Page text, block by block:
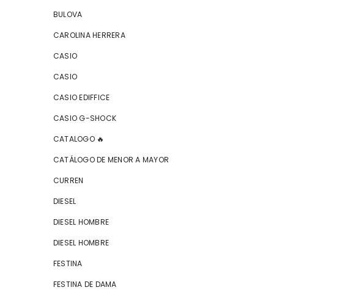
BULOVA
CAROLINA HERRERA
CASIO
CASIO
CASIO EDIFFICE
CASIO G-SHOCK
CATALOGO 🔥
CATÁLOGO DE MENOR A MAYOR
CURREN
DIESEL
DIESEL HOMBRE
DIESEL HOMBRE
FESTINA
FESTINA DE DAMA